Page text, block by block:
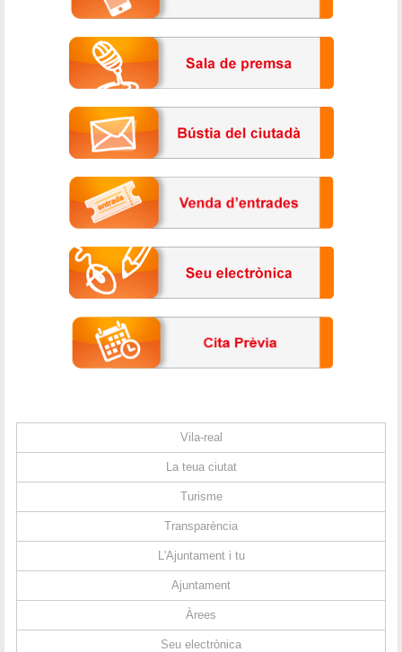
Vila-real
La teua ciutat
Turisme
Transparència
L'Ajuntament i tu
Ajuntament
Àrees
Seu electrònica